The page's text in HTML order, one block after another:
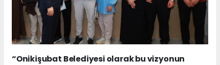
“Onikişubat Belediyesi olarak bu vizyonun